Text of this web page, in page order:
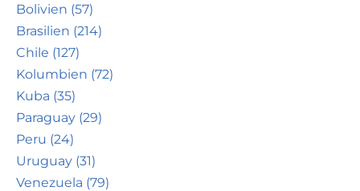
Bolivien (57)
Brasilien (214)
Chile (127)
Kolumbien (72)
Kuba (35)
Paraguay (29)
Peru (24)
Uruguay (31)
Venezuela (79)